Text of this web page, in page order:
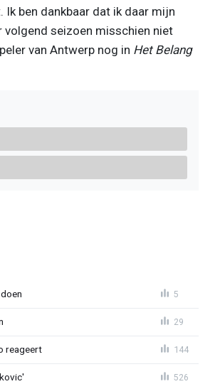
ben dankbaar dat ik daar mijn
volgend seizoen misschien niet
van Antwerp nog in Het Belang
5
29
reageert 144
526